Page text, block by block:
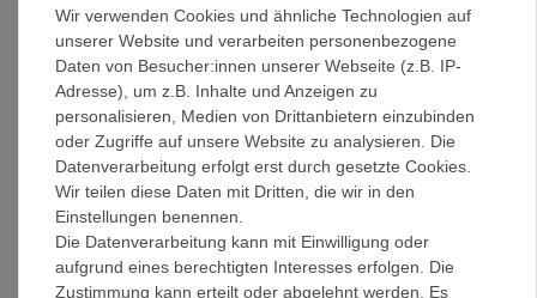
39
6,5
40
41
7,5
41,5
42
8,5
42,5
43
9,5
44
10
45
10,5
45,5
Wir verwenden Cookies und ähnliche Technologien auf
unserer Website und verarbeiten personenbezogene
Daten von Besucher:innen unserer Webseite (z.B. IP-
Adresse), um z.B. Inhalte und Anzeigen zu
personalisieren, Medien von Drittanbietern einzubinden
oder Zugriffe auf unsere Website zu analysieren. Die
Datenverarbeitung erfolgt erst durch gesetzte Cookies.
Wir teilen diese Daten mit Dritten, die wir in den
Einstellungen benennen.
Die Datenverarbeitung kann mit Einwilligung oder
aufgrund eines berechtigten Interesses erfolgen. Die
Zustimmung kann erteilt oder abgelehnt werden. Es